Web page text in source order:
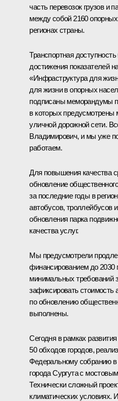
часть перевозок грузов и
между собой 2160
регионах страны.
Транспортная
достижения показателей
«Инфраструктура для
для жизни в опорных
подписаны меморандумы
в которых предусмотрены
уличной дорожной сети.
Владимирович, и мы уже
работаем.
Для повышения качества
обновление
за последние годы в
автобусов, троллейбусов
обновления парка
качества услуг.
Мы предусмотрели
финансированием до 2030
минимальных требований
зафиксировать
по обновлению
выполнены.
Сегодня в рамках
50 обходов городов,
Федеральному собранию
города Сургута с
Технически сложный
климатических условиях.